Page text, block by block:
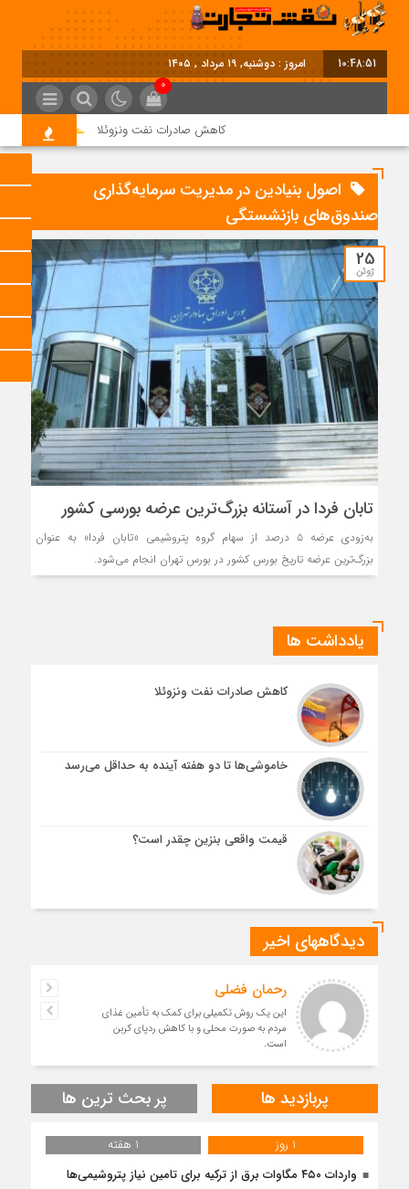
10:48:51 امروز : دوشنبه, ۱۹ مرداد , ۱۴۰۵
0
کاهش صادرات نفت ونزوئلا خاموشی‌ها
اصول بنیادین در مدیریت سرمایه‌گذاری
صندوق‌های بازنشستگی
25
ژوئن
تابان فردا در آستانه بزرگ‌ترین عرضه بورسی کشور
به‌زودی عرضه ۵ درصد از سهام گروه پتروشیمی «تابان فردا» به عنوان
بزرگ‌ترین عرضه تاریخ بورس کشور در بورس تهران انجام می‌شود.
یادداشت ها
کاهش صادرات نفت ونزوئلا
خاموشی‌ها تا دو هفته آینده به حداقل می‌رسد
قیمت واقعی بنزین چقدر است؟
دیدگاههای اخیر
رحمان فضلی
این یک روش تکمیلی برای کمک به تأمین غذای
مردم به صورت محلی و با کاهش ردپای کربن
است.
پربازدید ها پر بحث ترین ها
1 روز
1 هفته
واردات ۴۵۰ مگاوات برق از ترکیه برای تامین نیاز پتروشیمی‌ها